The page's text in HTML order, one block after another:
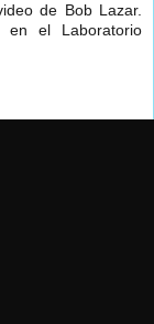
de Bob Lazar.
en el Laboratorio